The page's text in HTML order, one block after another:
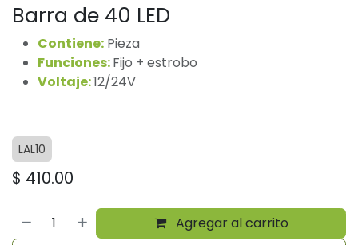
Barra de 40 LED
Contiene: Pieza
Funciones:Fijo + estrobo
Voltaje:12/24V
LAL10
$ 410.00
Agregar al carrito